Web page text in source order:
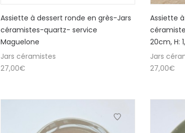
Assiette à dessert ronde en grès-Jars
céramistes-quartz- service
Maguelone
Jars céramistes
27,00€
Assiette
20cm, H:
Jars
27,00€